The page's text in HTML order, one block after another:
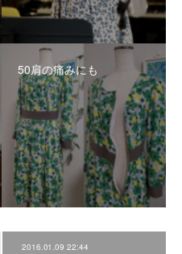
50肩の痛みにも
2016.01.09 22:44